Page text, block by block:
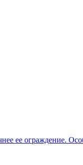
ее ограждение.